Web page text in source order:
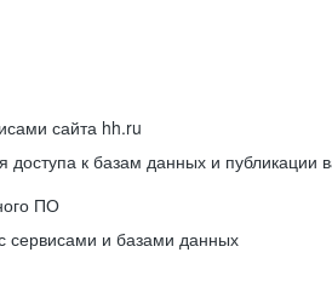
сайта hh.ru
к базам данных и публикации
ПО
и базами данных